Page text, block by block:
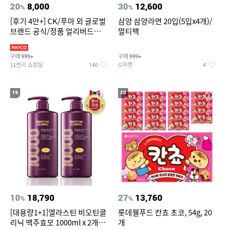
20% 8,000
[후기 4만+] CK/푸마 외 글로벌
브랜드 공식/정품 얼리버드
구매 999+
11번가 쇼킹딜 140
30% 12,600
삼양 삼양라면 20입(5입x4개)/
멀티팩
구매 999+
G마켓 4
19
10% 18,790
[대용량1+1]엘라스틴 비오틴클
리닉 맥주효모 1000ml x 2개
20
27% 13,760
롯데웰푸드 칸쵸 초코, 54g, 20
개